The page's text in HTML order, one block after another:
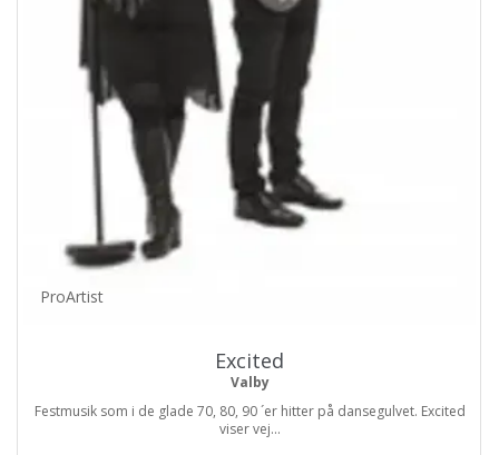
ProArtist
Excited
Valby
Festmusik som i de glade 70, 80, 90 ´er hitter på dansegulvet. Excited
viser vej...